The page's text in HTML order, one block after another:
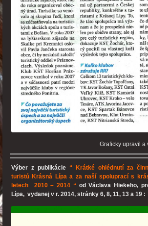
Graficky upravil a
Výber z publikácie “ Krátké ohlédnutí za
turistů Krásná Lípa a za naší spoluprací s
letech 2010 – 2014 “ od Václava Hiekeho,
Lípa, vydanej v r. 2014, stránky 6, 8, 11, 13 a 19 :